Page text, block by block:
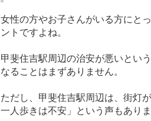
女性の方やお子さんがいる方にと
ントですよね。
甲斐住吉駅周辺の治安が悪いとい
なることはまずありません。
ただし、甲斐住吉駅周辺は、街灯
一人歩きは不安」という声もありま